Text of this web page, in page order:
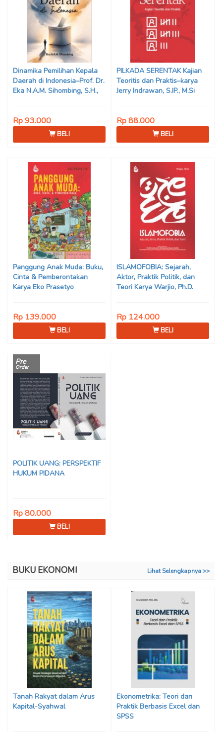
Dinamika Pemilihan Kepala
Daerah di Indonesia–Prof. Dr.
Eka N.A.M. Sihombing, S.H.,
Rp 93.000
BELI
PILKADA SERENTAK Kajian
Teoritis dan Praktis–karya
Jerry Indrawan, S.IP., M.Si
Rp 88.000
BELI
Panggung Anak Muda: Buku,
Cinta & Pemberontakan
Karya Eko Prasetyo
Rp 139.000
BELI
ISLAMOFOBIA: Sejarah,
Aktor, Praktik Politik, dan
Teori Karya Warjio, Ph.D.
Rp 124.000
BELI
Pre
Order
POLITIK UANG: PERSPEKTIF
HUKUM PIDANA
Rp 80.000
BELI
BUKU EKONOMI Lihat Selengkapnya >>
Tanah Rakyat dalam Arus
Kapital-Syahwal
Ekonometrika: Teori dan
Praktik Berbasis Excel dan
SPSS